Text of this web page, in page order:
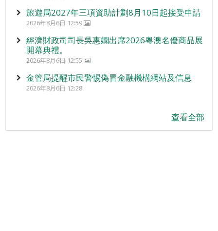
旅遊局2027年三項資助計劃8月10日起接受申請
2026年8月6日 12:59
經濟財政司司長吳惠嫻出席2026粵澳名優商品展
開幕典禮。
2026年8月6日 12:55
金管局提醒市民警惕偽冒金融機構網站及信息
2026年8月6日 12:28
查看全部